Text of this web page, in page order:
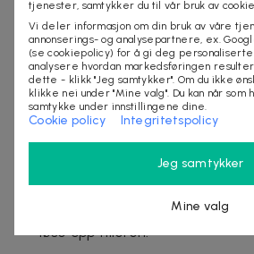
annen måte reagerer på
en slags allergisk reaksjon, en
produktet og/eller en type
biofilm. Dersom du opplever
kuler/hevelse eller andre
måneder etter behandlingen
behandler.
I enkelte tilfeller kan filleren
Altså at den uker eller
flytter på seg. Da kan det
løse opp filleren.
tjenester, samtykker du til vår bruk av
Vi deler informasjon om din bruk av våre
annonserings- og analysepartnere, ex.
(se cookiepolicy) for å gi deg personaliserte
analysere hvordan markedsføringen
dette - klikk "Jeg samtykker". Om du ikke
klikke nei under "Mine valg". Du kan når
samtykke under innstillingene dine.
Cookie policy Integritetspolicy
Jeg samtykker
Mine valg